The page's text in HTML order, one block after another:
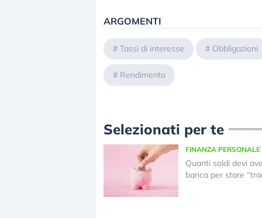
ARGOMENTI
# Tassi di interesse # Obbligazioni
# Rendimento
Selezionati per te
FINANZA PERSONALE
Quanti soldi devi
banca per stare